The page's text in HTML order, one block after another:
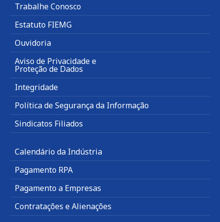
Trabalhe Conosco
Estatuto FIEMG
Ouvidoria
Aviso de Privacidade e
Proteção de Dados
Integridade
Política de Segurança da Informação
Sindicatos Filiados
Calendário da Indústria
Pagamento RPA
Pagamento a Empresas
Contratações e Alienações